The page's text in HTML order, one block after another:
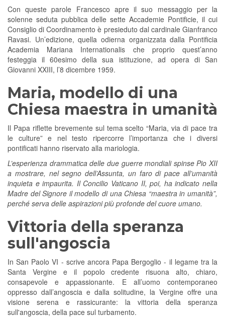
Con queste parole Francesco apre il suo messaggio per la
solenne seduta pubblica delle sette Accademie Pontificie, il cui
Consiglio di Coordinamento è presieduto dal cardinale Gianfranco
Ravasi. Un’edizione, quella odierna organizzata dalla Pontificia
Academia Mariana Internationalis che proprio quest’anno
festeggia il 60esimo della sua istituzione, ad opera di San
Giovanni XXIII, l’8 dicembre 1959.
Maria, modello di una
Chiesa maestra in umanità
Il Papa riflette brevemente sul tema scelto “Maria, via di pace tra
le culture” e nel testo ripercorre l’importanza che i diversi
pontificati hanno riservato alla mariologia.
L’esperienza drammatica delle due guerre mondiali spinse Pio XII
a mostrare, nel segno dell’Assunta, un faro di pace all’umanità
inquieta e impaurita. Il Concilio Vaticano II, poi, ha indicato nella
Madre del Signore il modello di una Chiesa “maestra in umanità”,
perché serva delle aspirazioni più profonde del cuore umano.
Vittoria della speranza
sull'angoscia
In San Paolo VI - scrive ancora Papa Bergoglio - il legame tra la
Santa Vergine e il popolo credente risuona alto, chiaro,
consapevole e appassionante. E all’uomo contemporaneo
oppresso dall’angoscia e dalla solitudine, la Vergine offre una
visione serena e rassicurante: la vittoria della speranza
sull'angoscia, della pace sul turbamento.